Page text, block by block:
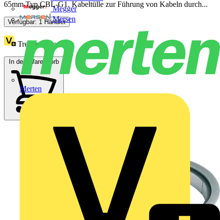
Megger
Mersen
Merten
65mm Typ CBL-G1. Kabeltülle zur Führung von Kabeln durch...
Verfügbar: 1 Händler
Treuepunkte:
In den Warenkorb